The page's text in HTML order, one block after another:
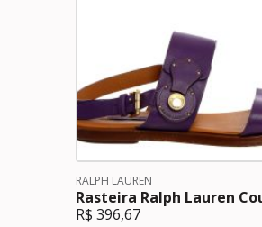
RALPH LAUREN
Rasteira Ralph Lauren
R$ 396,67